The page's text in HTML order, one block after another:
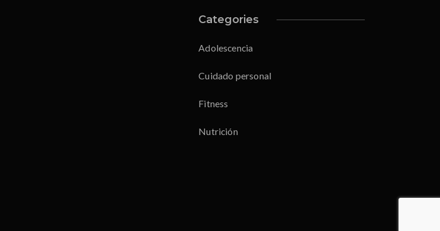
Categories
Adolescencia
Cuidado personal
Fitness
Nutrición